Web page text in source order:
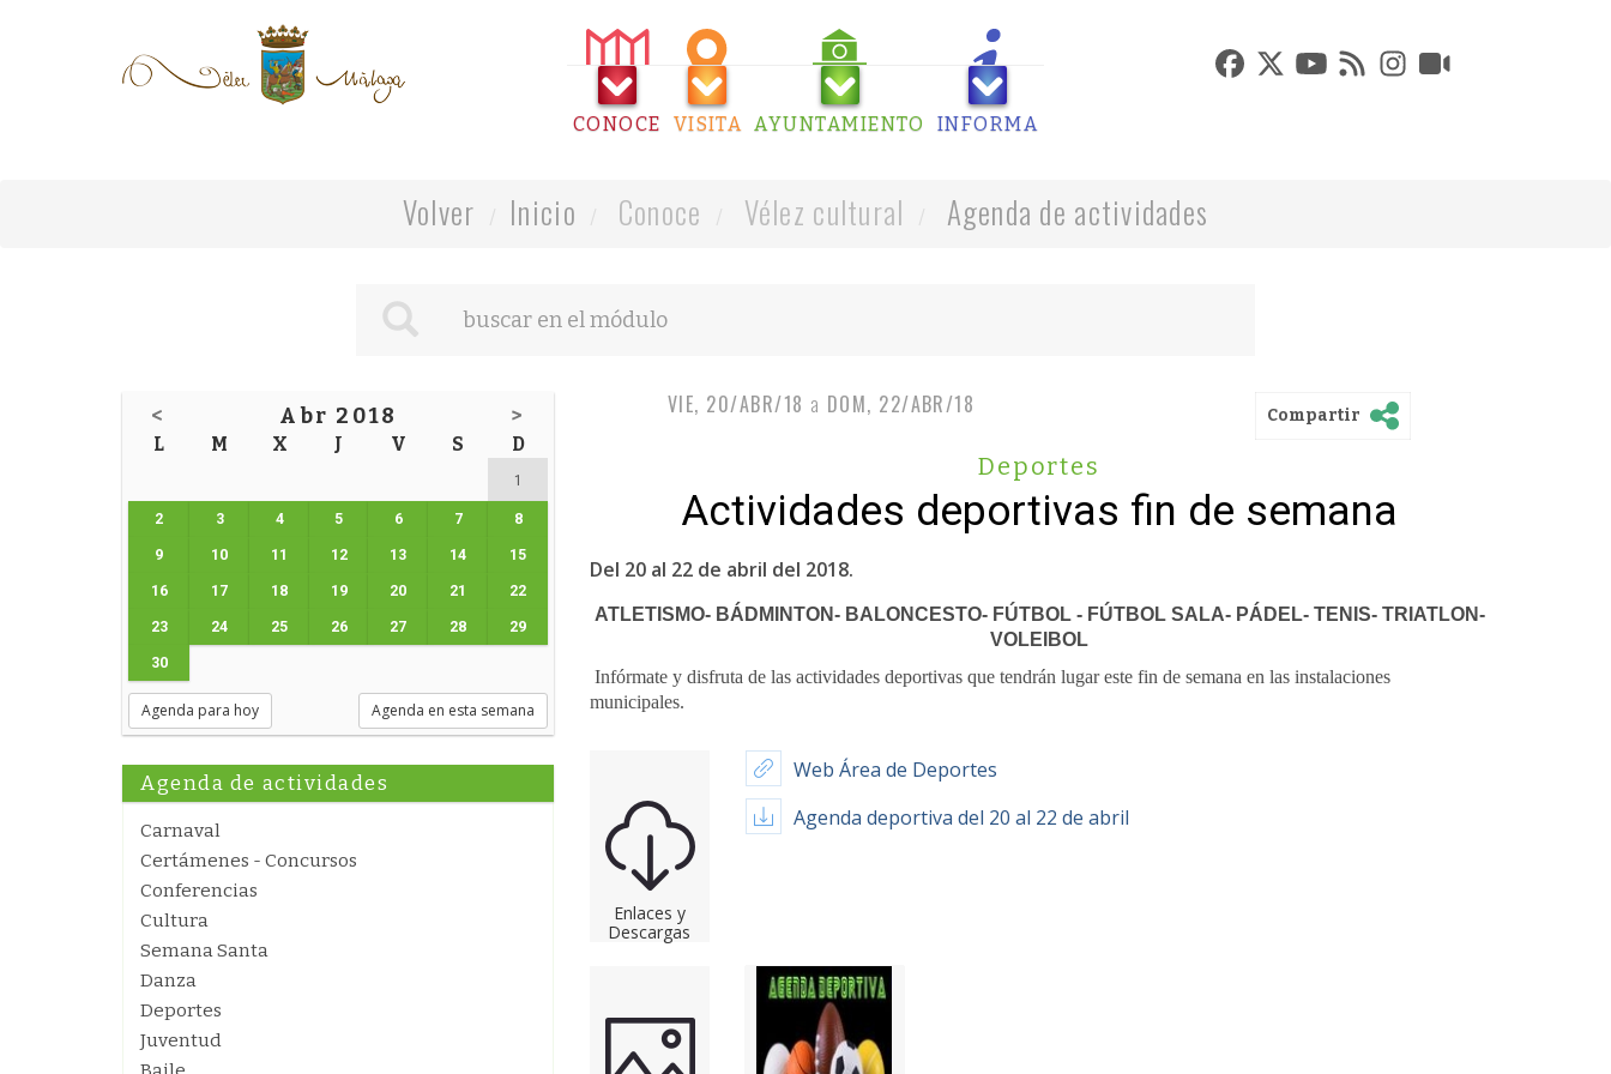
CONOCE VISITA AYUNTAMIENTO INFORMA
Volver Inicio Conoce Vélez cultural Agenda de actividades
< Abr 2018 >
L M X J V S D
1
2 3 4 5 6 7 8
9 10 11 12 13 14 15
16 17 18 19 20 21 22
23 24 25 26 27 28 29
30
Agenda para hoy Agenda en esta semana
Agenda de actividades
Carnaval
Certámenes - Concursos
Conferencias
Cultura
Semana Santa
Danza
Deportes
Juventud
VIE, 20/ABR/18 a DOM, 22/ABR/18 Compartir
Deportes
Actividades deportivas fin de semana
Del 20 al 22 de abril del 2018.
ATLETISMO- BÁDMINTON- BALONCESTO- FÚTBOL - FÚTBOL SALA- PÁDEL- TENIS- TRIATLON-
VOLEIBOL
Infórmate y disfruta de las actividades deportivas que tendrán lugar este fin de semana en las instalaciones
municipales.
Enlaces y
Descargas
Web Área de Deportes
Agenda deportiva del 20 al 22 de abril